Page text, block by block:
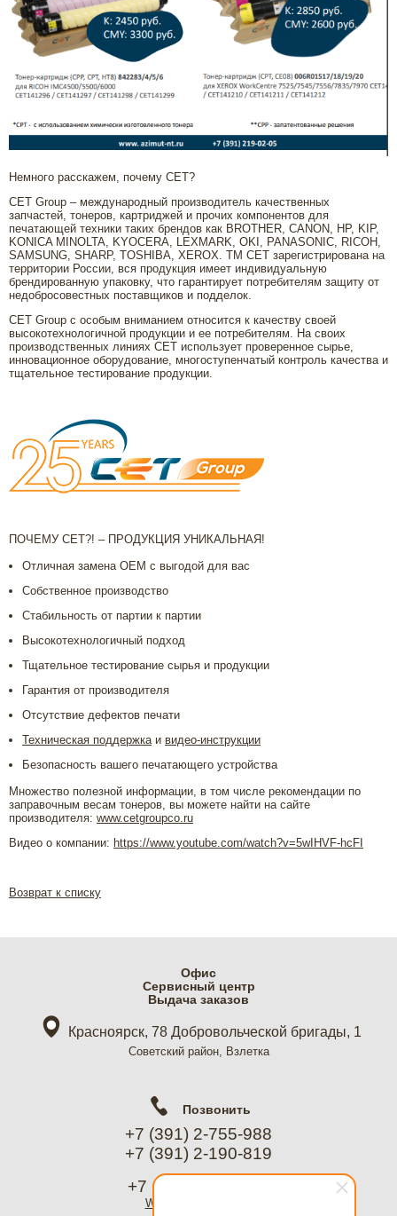
Немного расскажем, почему СЕТ?
СЕТ Group – международный производитель качественных
запчастей, тонеров, картриджей и прочих компонентов для
печатающей техники таких брендов как BROTHER, CANON, HP, KIP,
KONICA MINOLTA, KYOCERA, LEXMARK, OKI, PANASONIC, RICOH,
SAMSUNG, SHARP, TOSHIBA, XEROX. ТМ СЕТ зарегистрирована на
территории России, вся продукция имеет индивидуальную
брендированную упаковку, что гарантирует потребителям защиту от
недобросовестных поставщиков и подделок.
CET Group с особым вниманием относится к качеству своей
высокотехнологичной продукции и ее потребителям. На своих
производственных линиях СЕТ использует проверенное сырье,
инновационное оборудование, многоступенчатый контроль качества и
тщательное тестирование продукции.
ПОЧЕМУ СЕТ?! – ПРОДУКЦИЯ УНИКАЛЬНАЯ!
Отличная замена ОЕМ с выгодой для вас
Собственное производство
Стабильность от партии к партии
Высокотехнологичный подход
Тщательное тестирование сырья и продукции
Гарантия от производителя
Отсутствие дефектов печати
Техническая поддержка и видео-инструкции
Безопасность вашего печатающего устройства
Множество полезной информации, в том числе рекомендации по
заправочным весам тонеров, вы можете найти на сайте
производителя: www.cetgroupco.ru
Видео о компании: https://www.youtube.com/watch?v=5wIHVF-hcFI
Возврат к списку
Офис
Cервисный центр
Выдача заказов
Красноярск, 78 Добровольческой бригады, 1
Советский район, Взлетка
Позвонить
+7 (391) 2-755-988
+7 (391) 2-190-819
+7 (967) 612-8988
WhatsApp